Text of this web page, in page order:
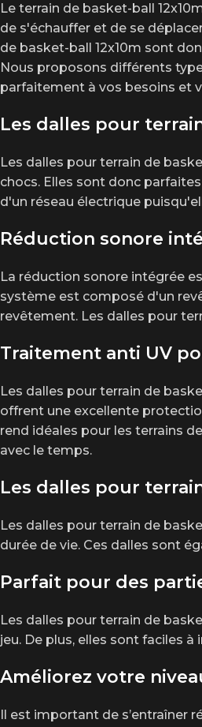
Le terrain de basket-ball
de s'échauffer et de se
de basket-ball 12x10m sont
Nous proposons différents
parfaitement à vos besoins et
Les dalles pour
Les dalles pour terrain de
chocs. Elles sont donc
d'un réseau électrique
Réduction sonore
La réduction sonore intégrée
système est composé d'un
revêtement. Les dalles pour
Traitement anti UV
Les dalles pour terrain de
offrent une excellente
rend idéales pour les terrains
avec le temps.
Les dalles pour
Les dalles pour terrain de
durée de vie. Ces dalles sont
Parfait pour des
Les dalles pour terrain de
jeu. De plus, elles sont faciles
Améliorez votre
Il est important de s’entraîner